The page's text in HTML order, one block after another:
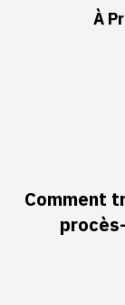
À
Comment